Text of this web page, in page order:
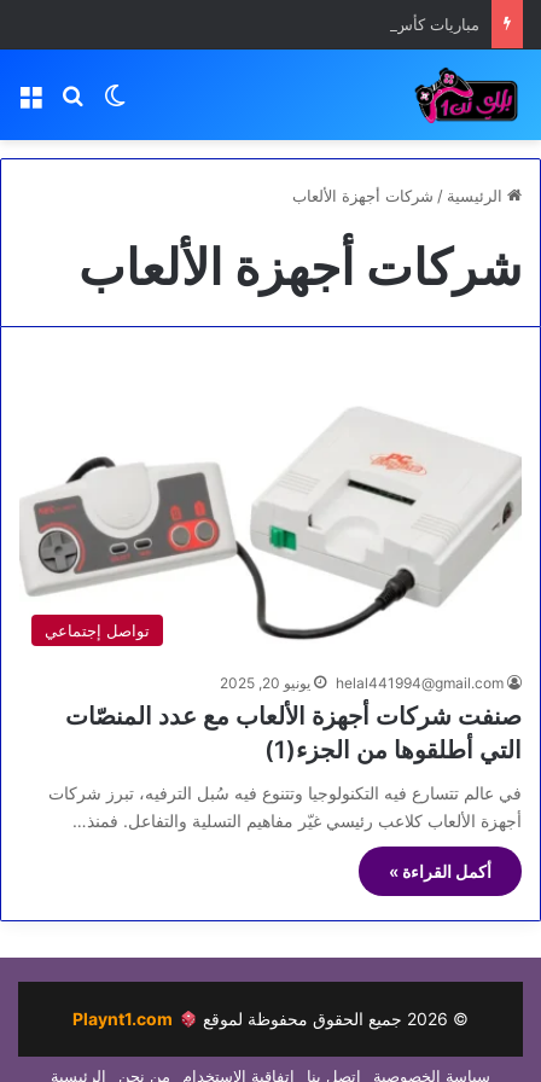
مباريات كأس العالم | تحميل تطبيق Yacine TV App مجانا
بحثالوضع
الرئيسية / شركات أجهزة الألعاب
شركات أجهزة الألعاب
تواصل إجتماعي
helal441994@gmail.com يونيو 20, 2025
صنفت شركات أجهزة الألعاب مع عدد المنصّات
التي أطلقوها من الجزء(1)
في عالم تتسارع فيه التكنولوجيا وتتنوع فيه سُبل الترفيه، تبرز شركات
أجهزة الألعاب كلاعب رئيسي غيّر مفاهيم التسلية والتفاعل. فمنذ…
أكمل القراءة »
©
2026 جميع الحقوق محفوظة لموقع Playnt1.com
سياسة الخصوصية اتصل بنا اتفاقية الاستخدام من نحن الرئيسية